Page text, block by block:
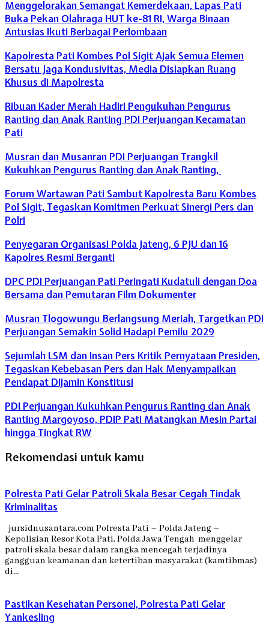
Menggelorakan Semangat Kemerdekaan, Lapas Pati
Buka Pekan Olahraga HUT ke-81 RI, Warga Binaan
Antusias Ikuti Berbagai Perlombaan
Kapolresta Pati Kombes Pol Sigit Ajak Semua Elemen
Bersatu Jaga Kondusivitas, Media Disiapkan Ruang
Khusus di Mapolresta
Ribuan Kader Merah Hadiri Pengukuhan Pengurus
Ranting dan Anak Ranting PDI Perjuangan Kecamatan
Pati
Musran dan Musanran PDI Perjuangan Trangkil
Kukuhkan Pengurus Ranting dan Anak Ranting,
Forum Wartawan Pati Sambut Kapolresta Baru Kombes
Pol Sigit, Tegaskan Komitmen Perkuat Sinergi Pers dan
Polri
Penyegaran Organisasi Polda Jateng, 6 PJU dan 16
Kapolres Resmi Berganti
DPC PDI Perjuangan Pati Peringati Kudatuli dengan Doa
Bersama dan Pemutaran Film Dokumenter
Musran Tlogowungu Berlangsung Meriah, Targetkan PDI
Perjuangan Semakin Solid Hadapi Pemilu 2029
Sejumlah LSM dan Insan Pers Kritik Pernyataan Presiden,
Tegaskan Kebebasan Pers dan Hak Menyampaikan
Pendapat Dijamin Konstitusi
PDI Perjuangan Kukuhkan Pengurus Ranting dan Anak
Ranting Margoyoso, PDIP Pati Matangkan Mesin Partai
hingga Tingkat RW
Rekomendasi untuk kamu
Polresta Pati Gelar Patroli Skala Besar Cegah Tindak
Kriminalitas
jursidnusantara.com Polresta Pati – Polda Jateng –
Kepolisian Resor Kota Pati, Polda Jawa Tengah menggelar
patroli skala besar dalam rangka mencegah terjadinya
gangguan keamanan dan ketertiban masyarakat (kamtibmas)
di…
Pastikan Kesehatan Personel, Polresta Pati Gelar
Yankesling